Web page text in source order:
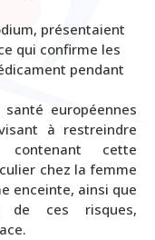
présentaient
qui confirme les
pendant
européennes
à restreindre
contenant cette
chez la femme
enceinte, ainsi que
de ces risques,